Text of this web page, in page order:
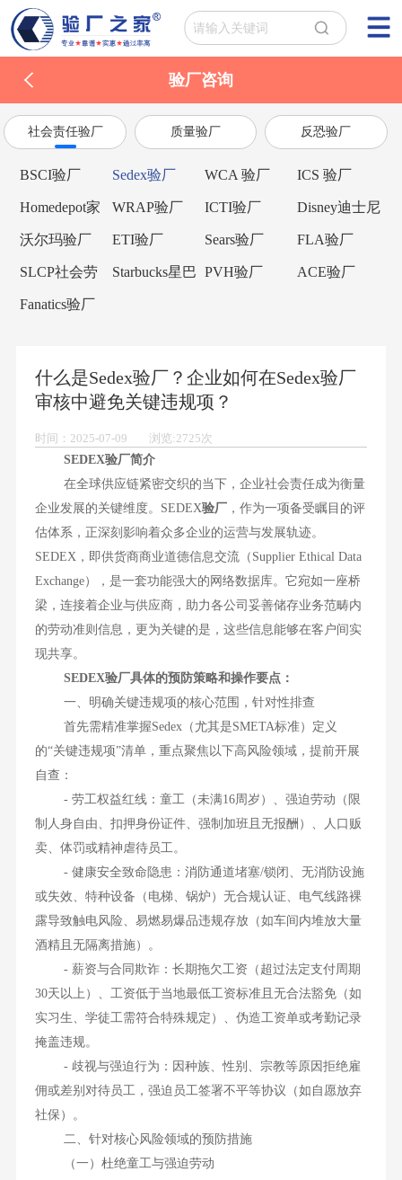
验厂咨询
社会责任验厂 质量验厂 反恐验厂
BSCI验厂 Sedex验厂 WCA 验厂 ICS 验厂
Homedepot家
得宝验厂
WRAP验厂 ICTI验厂
Disney迪士尼
验厂
沃尔玛验厂 ETI验厂 Sears验厂 FLA验厂
SLCP社会劳
工整合项目
Starbucks星巴 PVH验厂 ACE验厂
Fanatics验厂
什么是Sedex验厂？企业如何在Sedex验厂
审核中避免关键违规项？
时间：2025-07-09 浏览:2725次
SEDEX验厂简介
在全球供应链紧密交织的当下，企业社会责任成为衡量
企业发展的关键维度。SEDEX验厂 ，作为一项备受瞩目的评
估体系，正深刻影响着众多企业的运营与发展轨迹。
SEDEX，即供货商商业道德信息交流（Supplier Ethical Data
Exchange），是一套功能强大的网络数据库。它宛如一座桥
梁，连接着企业与供应商，助力各公司妥善储存业务范畴内
的劳动准则信息，更为关键的是，这些信息能够在客户间实
现共享。
SEDEX验厂具体的预防策略和操作要点：
一、明确关键违规项的核心范围，针对性排查
首先需精准掌握Sedex（尤其是SMETA标准）定义
的“关键违规项”清单，重点聚焦以下高风险领域，提前开展
自查：
- 劳工权益红线：童工（未满16周岁）、强迫劳动（限
制人身自由、扣押身份证件、强制加班且无报酬）、人口贩
卖、体罚或精神虐待员工。
- 健康安全致命隐患：消防通道堵塞/锁闭、无消防设施
或失效、特种设备（电梯、锅炉）无合规认证、电气线路裸
露导致触电风险、易燃易爆品违规存放（如车间内堆放大量
酒精且无隔离措施）。
- 薪资与合同欺诈：长期拖欠工资（超过法定支付周期
30天以上）、工资低于当地最低工资标准且无合法豁免（如
实习生、学徒工需符合特殊规定）、伪造工资单或考勤记录
掩盖违规。
- 歧视与强迫行为：因种族、性别、宗教等原因拒绝雇
佣或差别对待员工，强迫员工签署不平等协议（如自愿放弃
社保）。
二、针对核心风险领域的预防措施
（一）杜绝童工与强迫劳动